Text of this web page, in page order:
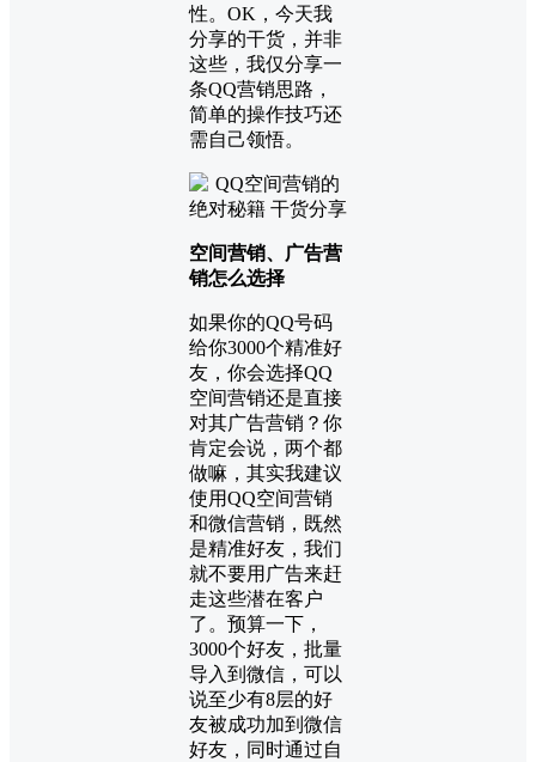
性。OK，今天我
分享的干货，并非
这些，我仅分享一
条QQ营销思路，
简单的操作技巧还
需自己领悟。
空间营销、广告营
销怎么选择
如果你的QQ号码
给你3000个精准好
友，你会选择QQ
空间营销还是直接
对其广告营销？你
肯定会说，两个都
做嘛，其实我建议
使用QQ空间营销
和微信营销，既然
是精准好友，我们
就不要用广告来赶
走这些潜在客户
了。预算一下，
3000个好友，批量
导入到微信，可以
说至少有8层的好
友被成功加到微信
好友，同时通过自